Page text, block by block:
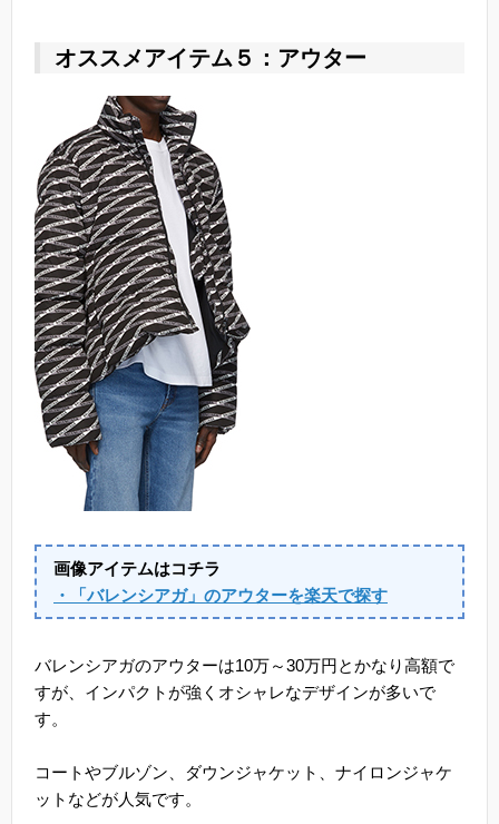
オススメアイテム５：アウター
画像アイテムはコチラ
・「バレンシアガ」のアウターを楽天で探す
バレンシアガのアウターは10万～30万円とかなり高額で
すが、インパクトが強くオシャレなデザインが多いで
す。
コートやブルゾン、ダウンジャケット、ナイロンジャケ
ットなどが人気です。